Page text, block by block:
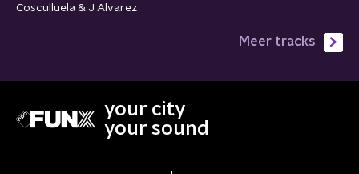
Cosculluela & J Alvarez
Meer tracks
your city
your sound